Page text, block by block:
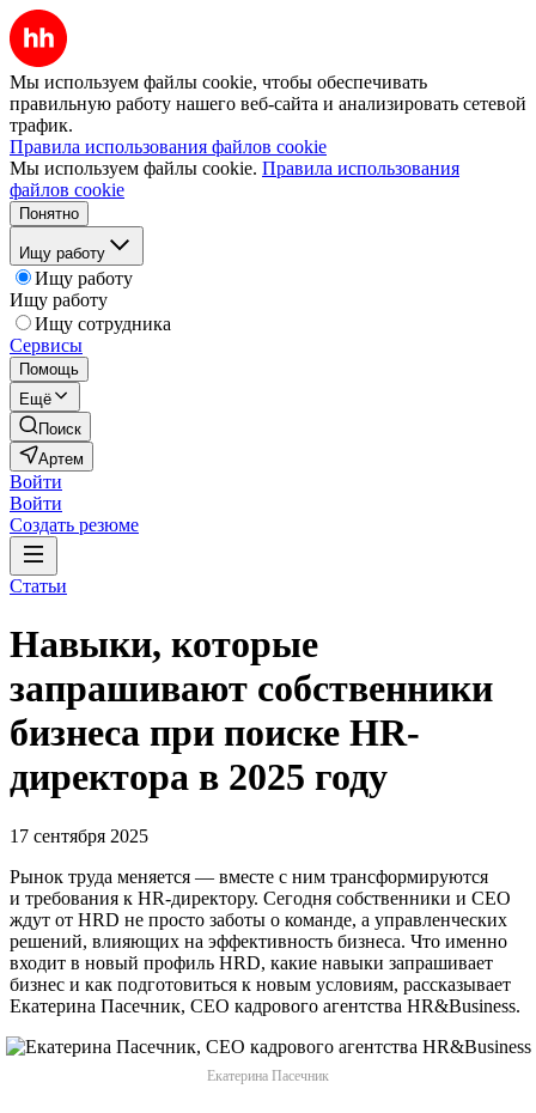
Мы используем файлы cookie, чтобы обеспечивать
правильную работу нашего веб-сайта и анализировать сетевой
трафик.
Правила использования файлов cookie
Мы используем файлы cookie. Правила использования
файлов cookie
Понятно
Ищу работу
Ищу работу
Ищу работу
Ищу сотрудника
Сервисы
Помощь
Ещё
Поиск
Артем
Войти
Войти
Создать резюме
Статьи
Навыки, которые
запрашивают собственники
бизнеса при поиске HR-
директора в 2025 году
17 сентября 2025
Рынок труда меняется — вместе с ним трансформируются
и требования к HR-директору. Сегодня собственники и СЕО
ждут от HRD не просто заботы о команде, а управленческих
решений, влияющих на эффективность бизнеса. Что именно
входит в новый профиль HRD, какие навыки запрашивает
бизнес и как подготовиться к новым условиям, рассказывает
Екатерина Пасечник, CEO кадрового агентства HR&Business.
Екатерина Пасечник